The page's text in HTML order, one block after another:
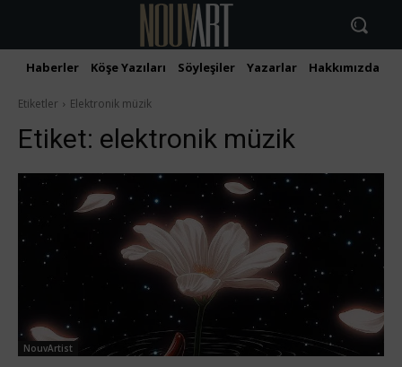
Haberler Köşe Yazıları Söyleşiler Yazarlar Hakkımızda
Etiketler Elektronik müzik
Etiket: elektronik müzik
NouvArtist